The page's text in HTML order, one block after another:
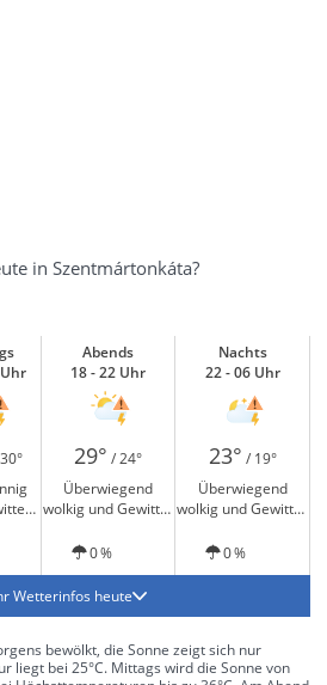
in Szentmártonkáta?
Abends
18 - 22 Uhr
Nachts
22 - 06 Uhr
29° / 24° 23° / 19°
Überwiegend
wolkig und Gewitter
Überwiegend
wolkig und Gewitter
0 % 0 %
Wetterinfos heute
bewölkt, die Sonne zeigt sich nur
liegt bei 25°C. Mittags wird die Sonne von